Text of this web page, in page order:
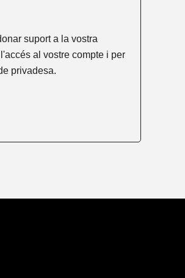
suport a la vostra
al vostre compte i per
privadesa.